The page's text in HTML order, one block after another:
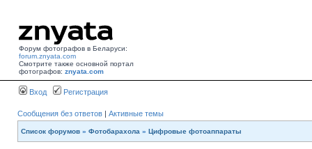
Форум фотографов в Беларуси:
forum.znyata.com
Смотрите также основной портал
фотографов: znyata.com
Вход Регистрация
Сообщения без ответов | Активные темы
Список форумов » Фотобарахола » Цифровые фотоаппараты